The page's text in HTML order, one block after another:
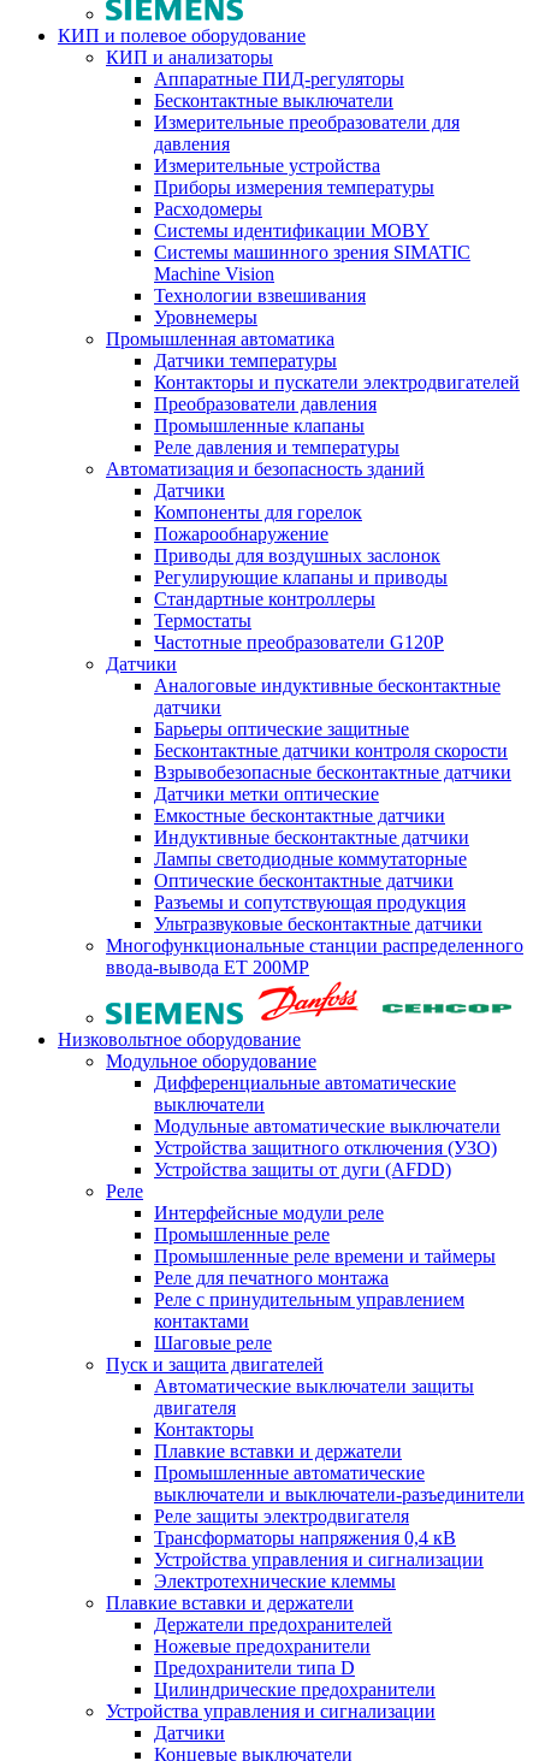
КИП и полевое оборудование
КИП и анализаторы
Аппаратные ПИД-регуляторы
Бесконтактные выключатели
Измерительные преобразователи для
давления
Измерительные устройства
Приборы измерения температуры
Расходомеры
Системы идентификации MOBY
Системы машинного зрения SIMATIC
Machine Vision
Технологии взвешивания
Уровнемеры
Промышленная автоматика
Датчики температуры
Контакторы и пускатели электродвигателей
Преобразователи давления
Промышленные клапаны
Реле давления и температуры
Автоматизация и безопасность зданий
Датчики
Компоненты для горелок
Пожарообнаружение
Приводы для воздушных заслонок
Регулирующие клапаны и приводы
Стандартные контроллеры
Термостаты
Частотные преобразователи G120P
Датчики
Аналоговые индуктивные бесконтактные
датчики
Барьеры оптические защитные
Бесконтактные датчики контроля скорости
Взрывобезопасные бесконтактные датчики
Датчики метки оптические
Емкостные бесконтактные датчики
Индуктивные бесконтактные датчики
Лампы светодиодные коммутаторные
Оптические бесконтактные датчики
Разъемы и сопутствующая продукция
Ультразвуковые бесконтактные датчики
Многофункциональные станции распределенного
ввода-вывода ET 200MP
Низковольтное оборудование
Модульное оборудование
Дифференциальные автоматические
выключатели
Модульные автоматические выключатели
Устройства защитного отключения (УЗО)
Устройства защиты от дуги (AFDD)
Реле
Интерфейсные модули реле
Промышленные реле
Промышленные реле времени и таймеры
Реле для печатного монтажа
Реле с принудительным управлением
контактами
Шаговые реле
Пуск и защита двигателей
Автоматические выключатели защиты
двигателя
Контакторы
Плавкие вставки и держатели
Промышленные автоматические
выключатели и выключатели-разъединители
Реле защиты электродвигателя
Трансформаторы напряжения 0,4 кВ
Устройства управления и сигнализации
Электротехнические клеммы
Плавкие вставки и держатели
Держатели предохранителей
Ножевые предохранители
Предохранители типа D
Цилиндрические предохранители
Устройства управления и сигнализации
Датчики
Концевые выключатели